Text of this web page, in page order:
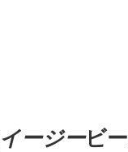
イージービー